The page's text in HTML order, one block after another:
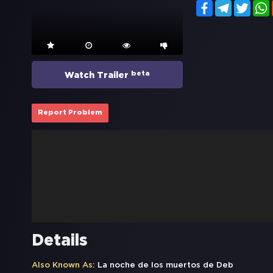
Watch Trailer beta
FacebookTelegram
Report Problem
Details
Also Known As: La noche de los muertos de Deb